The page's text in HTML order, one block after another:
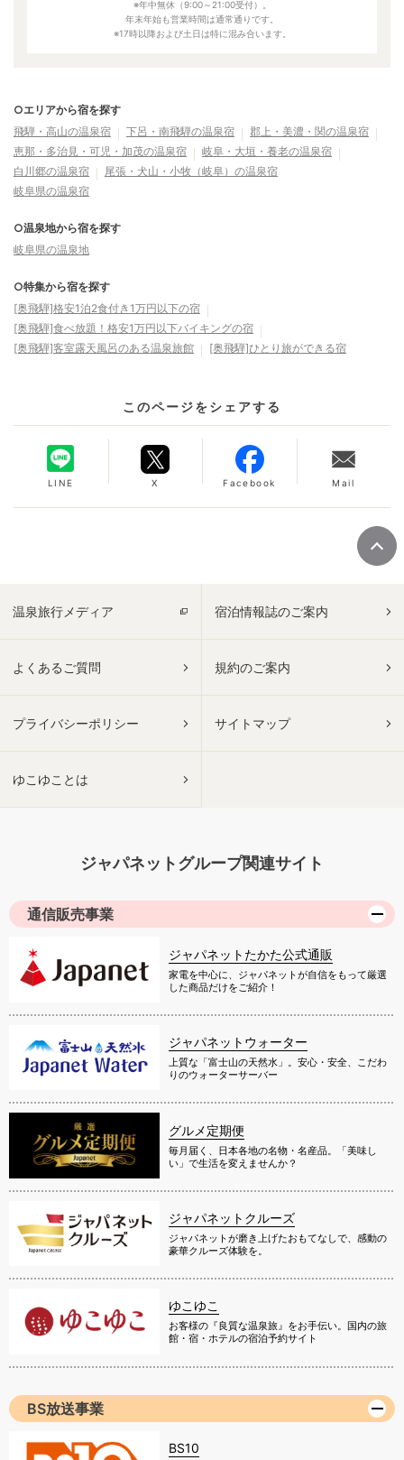
※年中無休（9:00～21:00受付）。
年末年始も営業時間は通常通りです。
※17時以降および土日は特に混み合います。
○エリアから宿を探す
飛騨・高山の温泉宿
下呂・南飛騨の温泉宿
郡上・美濃・関の温泉宿
恵那・多治見・可児・加茂の温泉宿
岐阜・大垣・養老の温泉宿
白川郷の温泉宿
尾張・犬山・小牧（岐阜）の温泉宿
岐阜県の温泉宿
○温泉地から宿を探す
岐阜県の温泉地
○特集から宿を探す
[奥飛騨]格安1泊2食付き1万円以下の宿
[奥飛騨]食べ放題！格安1万円以下バイキングの宿
[奥飛騨]客室露天風呂のある温泉旅館
[奥飛騨]ひとり旅ができる宿
このページをシェアする
LINE X Facebook Mail
温泉旅行メディア 宿泊情報誌のご案内
よくあるご質問 規約のご案内
プライバシーポリシー サイトマップ
ゆこゆことは
ジャパネットグループ関連サイト
通信販売事業
ジャパネットたかた公式通販
家電を中心に、ジャパネットが自信をもって厳選
した商品だけをご紹介！
ジャパネットウォーター
上質な「富士山の天然水」。安心・安全、こだわ
りのウォーターサーバー
グルメ定期便
毎月届く、日本各地の名物・名産品。「美味し
い」で生活を変えませんか？
ジャパネットクルーズ
ジャパネットが磨き上げたおもてなしで、感動の
豪華クルーズ体験を。
ゆこゆこ
お客様の『良質な温泉旅』をお手伝い。国内の旅
館・宿・ホテルの宿泊予約サイト
BS放送事業
BS10